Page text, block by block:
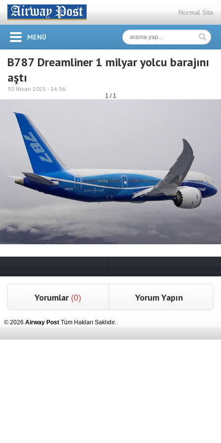
Normal Site
MENÜ
B787 Dreamliner 1 milyar yolcu barajını
aştı
30 Nisan 2025 - 14:36
1 / 1
Yorumlar (0) Yorum Yapın
© 2026 Airway Post Tüm Hakları Saklıdır.